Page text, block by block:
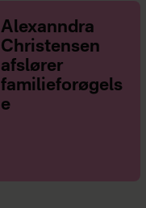
Alexanndra
Christensen
afslører
familieforøgels
e